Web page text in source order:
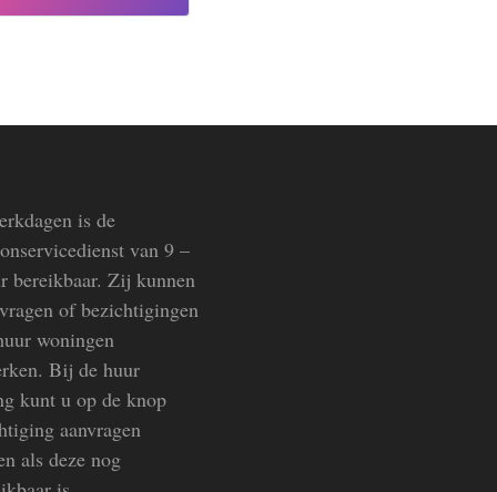
is de
van 9 –
bereikbaar. Zij kunnen
of bezichtigingen
woningen
Bij de huur
kunt u op de knop
aanvragen
als deze nog